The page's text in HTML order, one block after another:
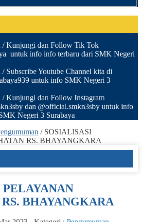
/ Kunjungi dan Follow Tik Tok
untuk info info terbaru dari SMK Negeri
/ Subscribe Youtube Channel kita di
untuk info SMK Negeri 3
/ Kunjungi dan Follow Instagram
dan @official.smkn3sby untuk info
Negeri 3 Surabaya
/ SOSIALISASI
RS. BHAYANGKARA
BHAYANGKARA